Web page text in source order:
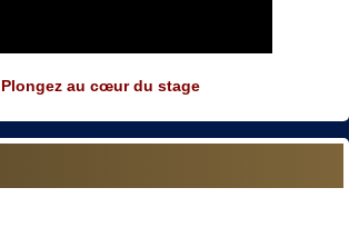
Plongez au cœur du stage